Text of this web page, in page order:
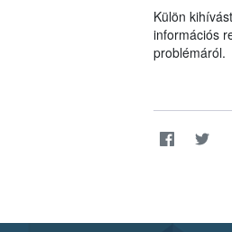
Külön
információs
problémáról.